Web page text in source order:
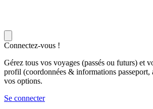
Connectez-vous !
Gérez tous vos voyages (passés ou futurs) et
profil (coordonnées & informations passeport,
vos options.
Se connecter